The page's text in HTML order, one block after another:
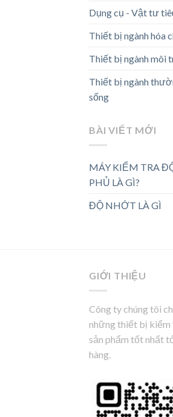
Dụng cụ - Vật tư
Thiết bị ngành hóa
Thiết bị ngành môi
Thiết bị ngành
sống
BÀI VIẾT MỚI
MÁY KIỂM TRA
PHỦ LÀ GÌ?
ĐỘ NHỚT LÀ GÌ
GIỚI THIỆU
Công ty chúng tôi
những thiết bị
sản phẩm tốt nhất
hàng.